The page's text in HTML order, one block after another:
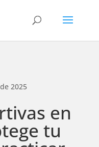
2025
en
tu